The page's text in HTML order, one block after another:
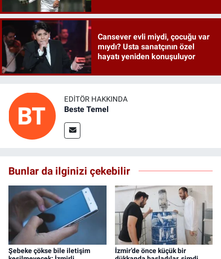
Cansever evli miydi, çocuğu var
mıydı? Usta sanatçının özel
hayatı yeniden konuşuluyor
EDITÖR HAKKINDA
Beste Temel
Bunlar da ilginizi çekebilir
Şebeke çökse bile iletişim
İzmir’de önce küçük bir